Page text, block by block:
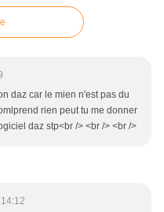
daz car le mien n'est pas du
rien peut tu me donner
daz stp<br /> <br /> <br />